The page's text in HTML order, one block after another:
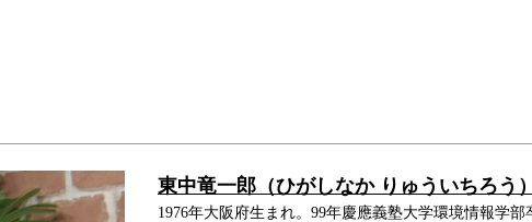
東中竜一郎（ひがしなか りゅういちろう）
1976年大阪府生まれ。99年慶應義塾大学環境情報学